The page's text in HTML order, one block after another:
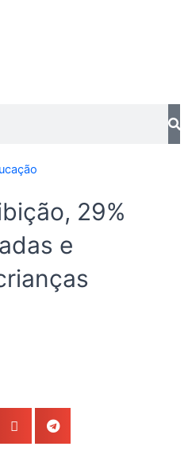
29%
e